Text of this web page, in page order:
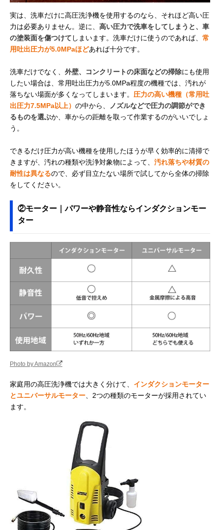
実は、洗車だけに高圧洗浄機を使用するのなら、それほど高い圧
力は必要ありません。逆に、 高い圧力で洗車をしてしまうと、車
の塗装面を傷つけて しまいます。洗車だけに使うのであれば、 常
用吐出圧力が5.0MPaほどあれば十分です。
洗車だけでなく、 外壁、コンクリートの床面などの掃除にも使用
したい場合は、常用吐出圧力が5.0MPa程度の機種では、汚れが
落ちない場面が多くなってしまいます。 圧力の高い機種（常用吐
出圧力7.5MPa以上） の中から、
ノズルなどで圧力の調節ができ
るものを選ぶか、車からの距離を取って作業するのがいいでしょ
う。
できるだけ圧力が高い機種を使用したほうが早く効率的に清掃で
きますが、汚れの種類や洗浄対象物によって、 汚れ落ちや材質の
耐性は異なるので、必ず目立たない場所で試してから全体の掃除
をしてください。
②モーター｜パワーや静音性ならインダクションモー
ター
Photo by Amazon
家庭用の高圧洗浄機では大きく分けて、 インダクションモーター
とユニバーサルモーター、2つの種類のモーターが採用されてい
ます。